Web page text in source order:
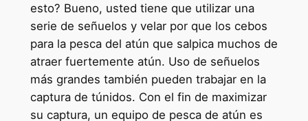
esto? Bueno, usted tiene que utilizar una
serie de señuelos y velar por que los cebos
para la pesca del atún que salpica muchos de
atraer fuertemente atún. Uso de señuelos
más grandes también pueden trabajar en la
captura de túnidos. Con el fin de maximizar
su captura, un equipo de pesca de atún es